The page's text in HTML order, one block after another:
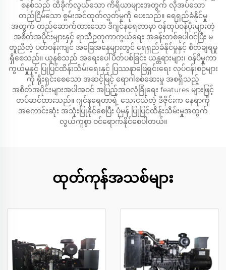
စနစ်သည် ထိခိုက်လွယ်သော ကိရိယာများအတွက် လိုအပ်သော
တည်ငြိမ်သော စွမ်းအင်ထုတ်လွှတ်မှုကို ပေးသည်။ ရေရှည်ခံနိုင်မှု
အတွက် တည်ဆောက်ထားသော ဒီဂျင်နရေတာမှာ ဝန်ထုပ်ဝန်ပိုးများတဲ့
အစိတ်အပိုင်းများနှင့် ရာသီဥတုကာကွယ်ရေး အခန်းတစ်ခုပါဝင်ပြီး မ
တူညီတဲ့ ပတ်ဝန်းကျင် အခြေအနေများတွင် ရေရှည်ခံနိုင်မှုနှင့် စိတ်ချရမှု
ရှိစေသည်။ ယူနစ်သည် အရေးပေါ်ပိတ်ပစ်ခြင်း ယန္တရားများ၊ ဝန်ပိမှုကာ
ကွယ်မှုနှင့် ပြုပြင်ထိန်းသိမ်းရေးနှင့် ပြဿနာဖြေရှင်းရေး လုပ်ငန်းစဉ်များ
ကို ရိုးရှင်းစေသော အဆင့်မြင့် ရောဂါစစ်ဆေးမှု အစရှိသည့်
အစိတ်အပိုင်းများအပါအဝင် အပြည့်အဝလုံခြုံရေး features များဖြင့်
တပ်ဆင်ထားသည်။ ဂျင်နရေတာရဲ့ သေးငယ်တဲ့ ဒီဇိုင်းက နေရာကို
အကောင်းဆုံး အသုံးပြုနိုင်စေပြီး ပုံမှန် ပြုပြင်ထိန်းသိမ်းမှုအတွက်
လွယ်ကူစွာ ဝင်ရောက်နိုင်စေပါတယ်။
ထုတ်ကုန်အသစ်များ